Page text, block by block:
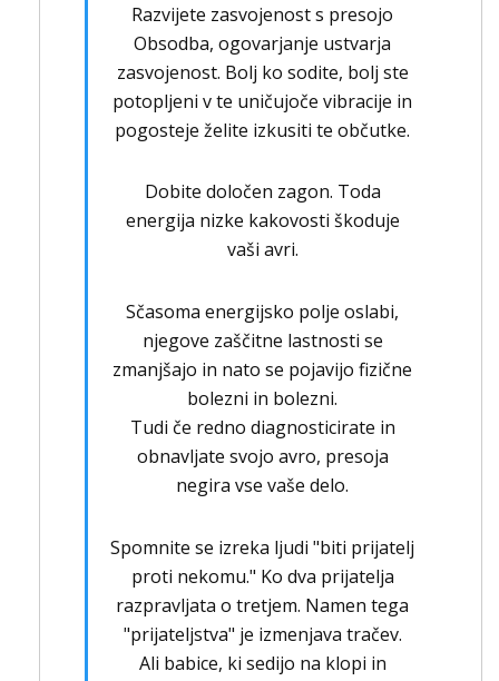
Razvijete zasvojenost s presojo
Obsodba, ogovarjanje ustvarja
zasvojenost. Bolj ko sodite, bolj ste
potopljeni v te uničujoče vibracije in
pogosteje želite izkusiti te občutke.
Dobite določen zagon. Toda
energija nizke kakovosti škoduje
vaši avri.
Sčasoma energijsko polje oslabi,
njegove zaščitne lastnosti se
zmanjšajo in nato se pojavijo fizične
bolezni in bolezni.
Tudi če redno diagnosticirate in
obnavljate svojo avro, presoja
negira vse vaše delo.
Spomnite se izreka ljudi "biti prijatelj
proti nekomu." Ko dva prijatelja
razpravljata o tretjem. Namen tega
"prijateljstva" je izmenjava tračev.
Ali babice, ki sedijo na klopi in